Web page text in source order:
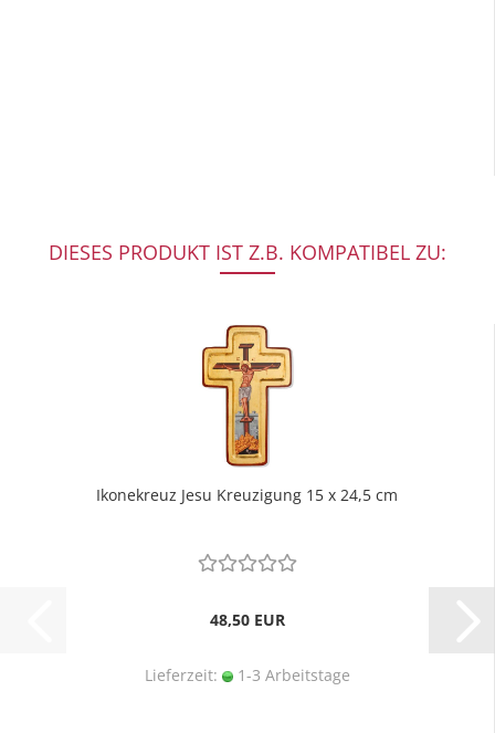
DIESES PRODUKT IST Z.B. KOMPATIBEL ZU:
Ikonekreuz Jesu Kreuzigung 15 x 24,5 cm
48,50 EUR
Lieferzeit: 1-3 Arbeitstage